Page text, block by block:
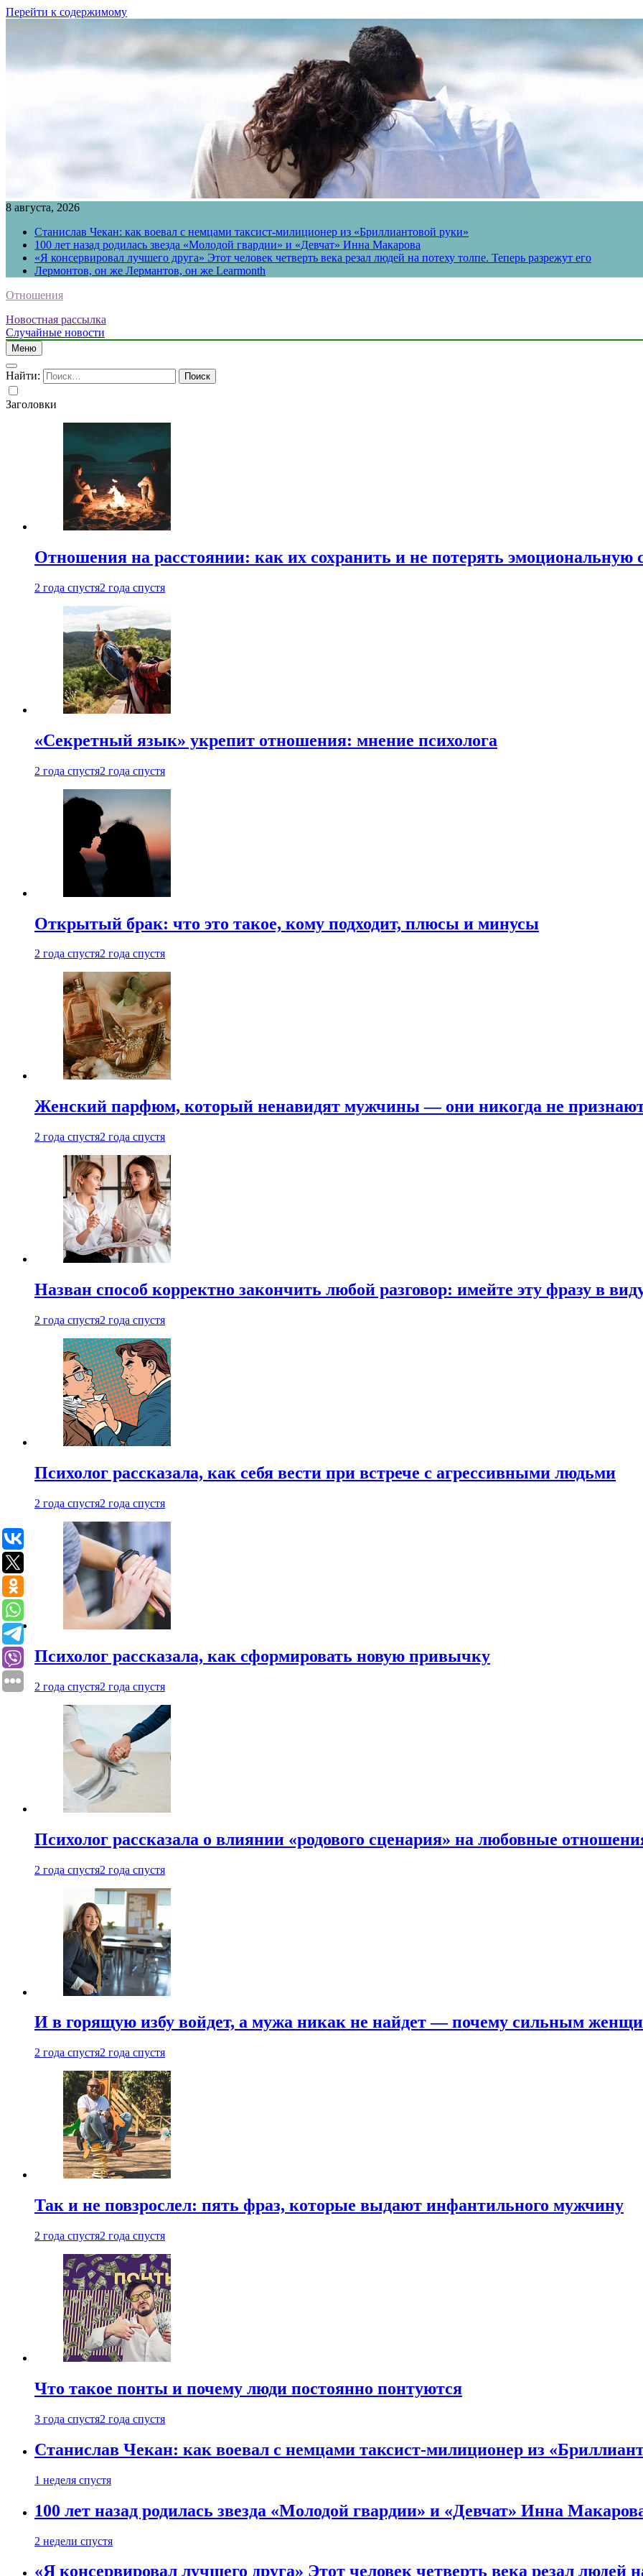
Перейти к содержимому
8 августа, 2026
Станислав Чекан: как воевал с немцами таксист-милиционер из «Бриллиантовой руки»
100 лет назад родилась звезда «Молодой гвардии» и «Девчат» Инна Макарова
«Я консервировал лучшего друга» Этот человек четверть века резал людей на потеху толпе. Теперь разрежут его
Лермонтов, он же Лермантов, он же Learmonth
Отношения
Новостная рассылка
Случайные новости
Меню
Найти:
Заголовки
Отношения на расстоянии: как их сохранить и не потерять
2 года спустя2 года спустя
«Секретный язык» укрепит отношения: мнение психолога
2 года спустя2 года спустя
Открытый брак: что это такое, кому подходит, плюсы и минусы
2 года спустя2 года спустя
Женский парфюм, который ненавидят мужчины — они никогда не
2 года спустя2 года спустя
Назван способ корректно закончить любой разговор: имейте эту фразу в
2 года спустя2 года спустя
Психолог рассказала, как себя вести при встрече с агрессивными людьми
2 года спустя2 года спустя
Психолог рассказала, как сформировать новую привычку
2 года спустя2 года спустя
Психолог рассказала о влиянии «родового сценария» на любовные
2 года спустя2 года спустя
И в горящую избу войдет, а мужа никак не найдет — почему сильным
2 года спустя2 года спустя
Так и не повзрослел: пять фраз, которые выдают инфантильного мужчину
2 года спустя2 года спустя
Что такое понты и почему люди постоянно понтуются
3 года спустя2 года спустя
Станислав Чекан: как воевал с немцами таксист-милиционер из
1 неделя спустя
100 лет назад родилась звезда «Молодой гвардии» и «Девчат» Инна
2 недели спустя
«Я консервировал лучшего друга» Этот человек четверть века резал людей